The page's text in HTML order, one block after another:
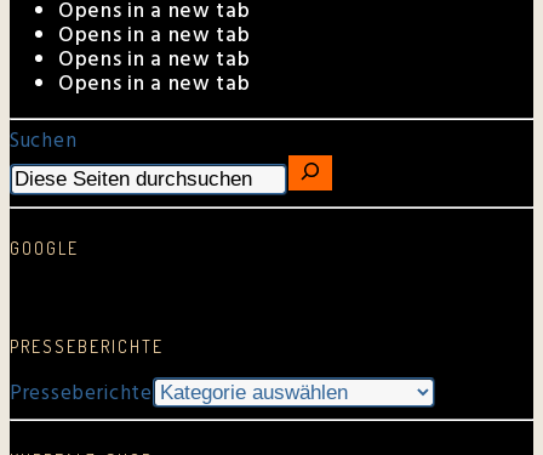
Opens in a new tab
Opens in a new tab
Opens in a new tab
Opens in a new tab
Suchen
GOOGLE
PRESSEBERICHTE
Presseberichte